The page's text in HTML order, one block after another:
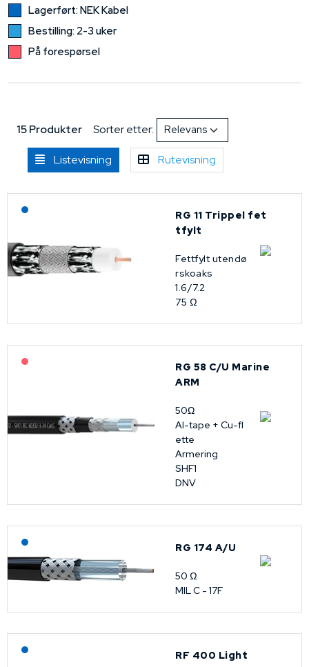
Lagerført: NEK Kabel
Bestilling: 2-3 uker
På forespørsel
15 Produkter Sorter etter:
Listevisning Rutevisning
RG 11 Trippel fet
tfylt
Fettfylt utendø
rskoaks
1.6/7.2
75 Ω
RG 58 C/U Marine
ARM
50Ω
Al-tape + Cu-fl
ette
Armering
SHF1
DNV
RG 174 A/U
50 Ω
MIL C - 17F
RF 400 Light